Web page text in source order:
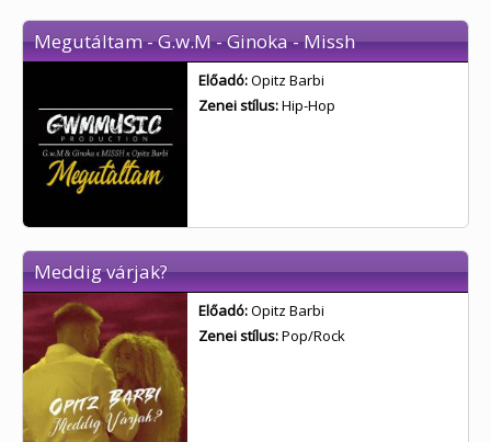
Megutáltam - G.w.M - Ginoka - Missh
Előadó:Opitz Barbi
Zenei stílus:Hip-Hop
Meddig várjak?
Előadó:Opitz Barbi
Zenei stílus:Pop/Rock